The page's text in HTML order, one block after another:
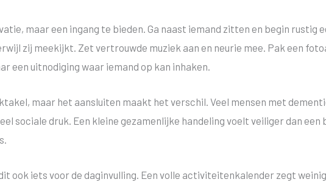
maar een ingang te bieden. Ga naast iemand zitten en begin rustig
zij meekijkt. Zet vertrouwde muziek aan en neurie mee. Pak een
een uitnodiging waar iemand op kan inhaken.
maar het aansluiten maakt het verschil. Veel mensen met
sociale druk. Een kleine gezamenlijke handeling voelt veiliger dan een
ook iets voor de daginvulling. Een volle activiteitenkalender zegt